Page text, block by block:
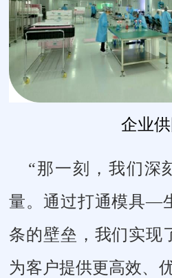
企业供
“那一刻，我们深
量。通过打通模具—
条的壁垒，我们实现
为客户提供更高效、